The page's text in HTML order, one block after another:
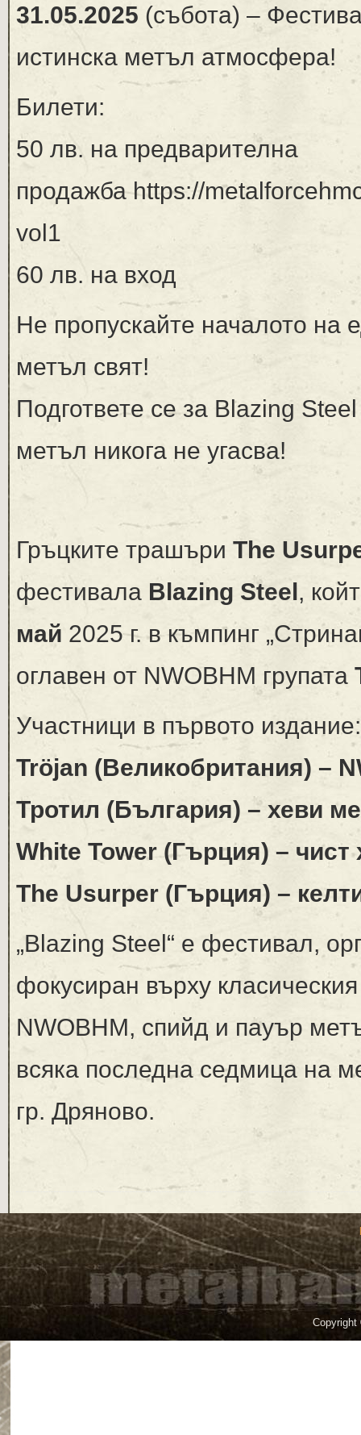
31.05.2025 (събота) –
истинска метъл атмосфера!
Билети:
50 лв. на предварителна
продажба https://
vol1
60 лв. на вход
Не пропускайте началото на
метъл свят!
Подгответе се за Blazing
метъл никога не угасва!
Гръцките трашъри The
фестивала Blazing Steel,
май 2025 г. в къмпинг
оглавен от NWOBHM групата
Участници в първото издание:
Tröjan (Великобритания) –
Тротил (България) – хеви
White Tower (Гърция) –
The Usurper (Гърция) –
„Blazing Steel“ е фестивал,
фокусиран върху
NWOBHM, спийд и пауър
всяка последна седмица на
гр. Дряново.